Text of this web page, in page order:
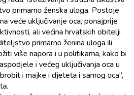
primarno ženska uloga. Postoje
veće uključivanje oca, ponajprije
ali većina hrvatskih obitelji
primarno ženina uloga ili
više napora i u politikama, kako bi
i većeg uključivanja oca u
i majke i djeteta i samog oca“,